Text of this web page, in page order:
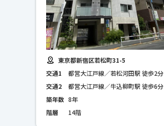
東京都新宿区若松町31-5
交通1
都営大江戸線／若松河田駅 徒歩2分
交通2
都営大江戸線／牛込柳町駅 徒歩6分
築年数 8年
階層
14階